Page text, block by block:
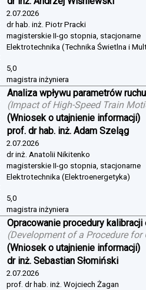
2.07.2026
dr hab. inż. Piotr Pracki
magisterskie II-go stopnia, stacjonarne
Elektrotechnika (Technika Świetlna i
5,0
magistra inżyniera
Analiza wpływu parametrów
(Impact of High-Speed Train
(Wniosek o utajnienie informacji)
prof. dr hab. inż. Adam Szeląg
2.07.2026
dr inż. Anatolii Nikitenko
magisterskie II-go stopnia, stacjonarne
Elektrotechnika (Elektroenergetyka)
5,0
magistra inżyniera
Opracowanie procedury
(Development of a Procedure for
(Wniosek o utajnienie informacji)
dr inż. Sebastian Słomiński
2.07.2026
prof. dr hab. inż. Wojciech Żagan